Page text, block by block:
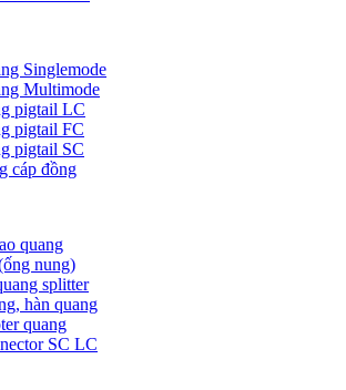
Singlemode
Multimode
pigtail LC
pigtail FC
pigtail SC
cáp đồng
quang
nung)
splitter
hàn quang
quang
SC LC